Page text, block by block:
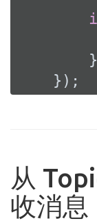
    });
从
收消息